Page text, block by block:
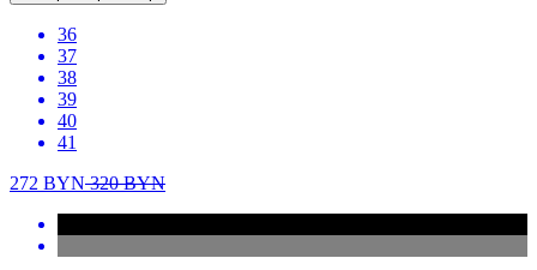
36
37
38
39
40
41
272 BYN320BYN